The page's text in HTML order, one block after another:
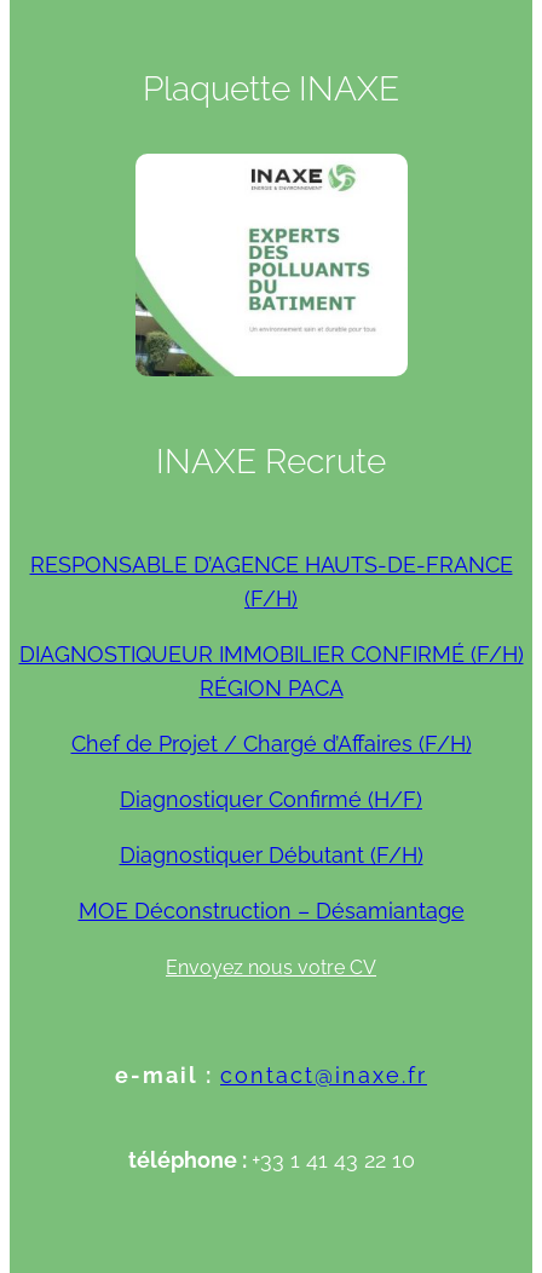
Plaquette INAXE
INAXE Recrute
RESPONSABLE D’AGENCE HAUTS-DE-FRANCE
(F/H)
DIAGNOSTIQUEUR IMMOBILIER CONFIRMÉ (F/H)
RÉGION PACA
Chef de Projet / Chargé d’Affaires (F/H)
Diagnostiquer Confirmé (H/F)
Diagnostiquer Débutant (F/H)
MOE Déconstruction – Désamiantage
Envoyez nous votre CV
e-mail : contact@inaxe.fr
téléphone : +33 1 41 43 22 10